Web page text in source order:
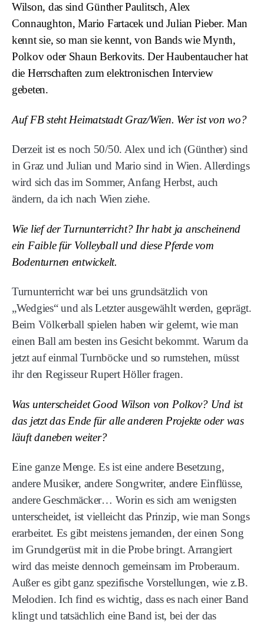
Wilson, das sind Günther Paulitsch, Alex
Connaughton, Mario Fartacek und Julian Pieber. Man
kennt sie, so man sie kennt, von Bands wie Mynth,
Polkov oder Shaun Berkovits. Der Haubentaucher hat
die Herrschaften zum elektronischen Interview
gebeten.
Auf FB steht Heimatstadt Graz/Wien. Wer ist von wo?
Derzeit ist es noch 50/50. Alex und ich (Günther) sind
in Graz und Julian und Mario sind in Wien. Allerdings
wird sich das im Sommer, Anfang Herbst, auch
ändern, da ich nach Wien ziehe.
Wie lief der Turnunterricht? Ihr habt ja anscheinend
ein Faible für Volleyball und diese Pferde vom
Bodenturnen entwickelt.
Turnunterricht war bei uns grundsätzlich von
„Wedgies“ und als Letzter ausgewählt werden, geprägt.
Beim Völkerball spielen haben wir gelernt, wie man
einen Ball am besten ins Gesicht bekommt. Warum da
jetzt auf einmal Turnböcke und so rumstehen, müsst
ihr den Regisseur Rupert Höller fragen.
Was unterscheidet Good Wilson von Polkov? Und ist
das jetzt das Ende für alle anderen Projekte oder was
läuft daneben weiter?
Eine ganze Menge. Es ist eine andere Besetzung,
andere Musiker, andere Songwriter, andere Einflüsse,
andere Geschmäcker… Worin es sich am wenigsten
unterscheidet, ist vielleicht das Prinzip, wie man Songs
erarbeitet. Es gibt meistens jemanden, der einen Song
im Grundgerüst mit in die Probe bringt. Arrangiert
wird das meiste dennoch gemeinsam im Proberaum.
Außer es gibt ganz spezifische Vorstellungen, wie z.B.
Melodien. Ich find es wichtig, dass es nach einer Band
klingt und tatsächlich eine Band ist, bei der das